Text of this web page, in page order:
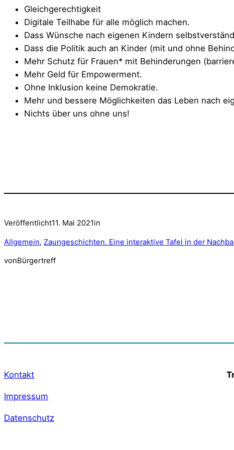
Gleichgerechtigkeit
Digitale Teilhabe für alle möglich machen.
Dass Wünsche nach eigenen Kindern
Dass die Politik auch an Kinder (mit und ohne
Mehr Schutz für Frauen* mit Behinderungen
Mehr Geld für Empowerment.
Ohne Inklusion keine Demokratie.
Mehr und bessere Möglichkeiten das Leben nach
Nichts über uns ohne uns!
Veröffentlicht11. Mai 2021in
Allgemein, Zaungeschichten. Eine interaktive Tafel in der
vonBürgertreff
Kontakt
Impressum
Datenschutz